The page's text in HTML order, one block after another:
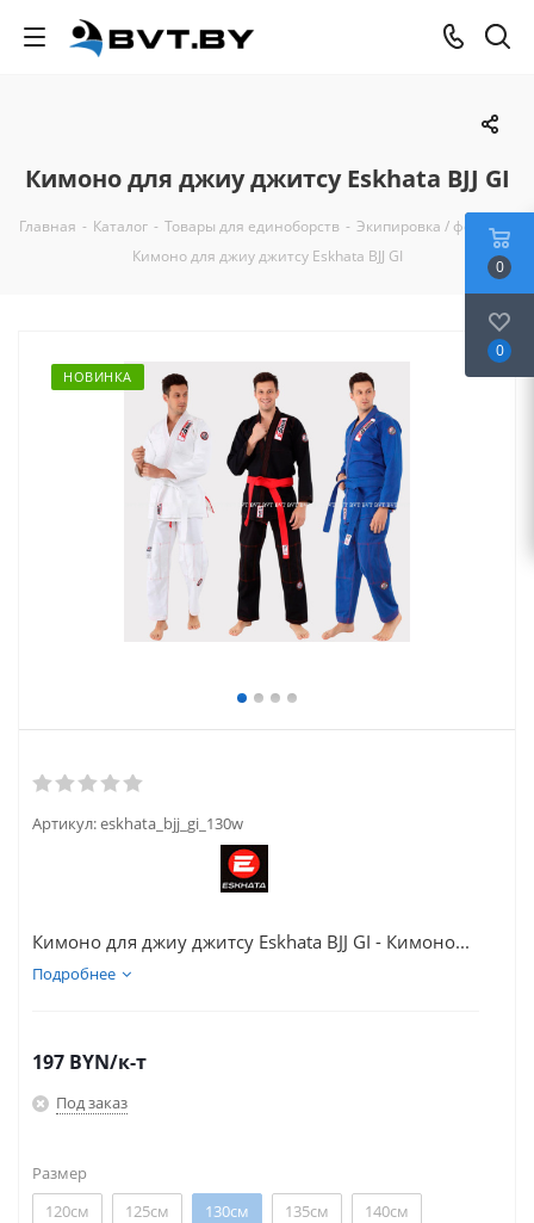
Кимоно для джиу джитсу Eskhata BJJ GI
Главная - Каталог - Товары для единоборств - Экипировка / форма
Кимоно для джиу джитсу Eskhata BJJ GI
НОВИНКА
Артикул:eskhata_bjj_gi_130w
Кимоно для джиу джитсу Eskhata BJJ GI - Кимоно...
Подробнее
197 BYN/к-т
Под заказ
Размер
120см
125см 130см 135см 140см
0
0